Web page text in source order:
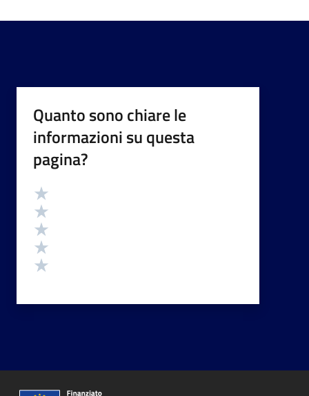
Quanto sono chiare le
informazioni su questa
pagina?
Valutazione